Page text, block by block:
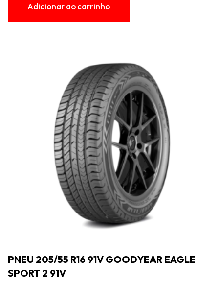
Adicionar ao carrinho
PNEU 205/55 R16 91V GOODYEAR EAGLE
SPORT 2 91V